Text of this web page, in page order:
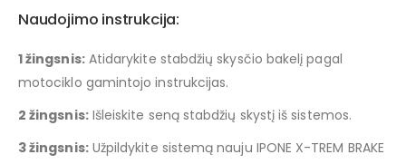
Naudojimo instrukcija:
1 žingsnis:Atidarykite stabdžių skysčio bakelį pagal
motociklo gamintojo instrukcijas.
2 žingsnis:Išleiskite seną stabdžių skystį iš sistemos.
3 žingsnis:Užpildykite sistemą nauju IPONE X-TREM BRAKE